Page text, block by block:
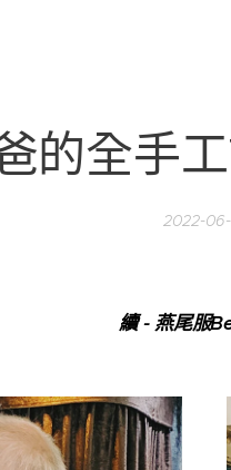
的全手
2022-06-
續 - 燕尾服